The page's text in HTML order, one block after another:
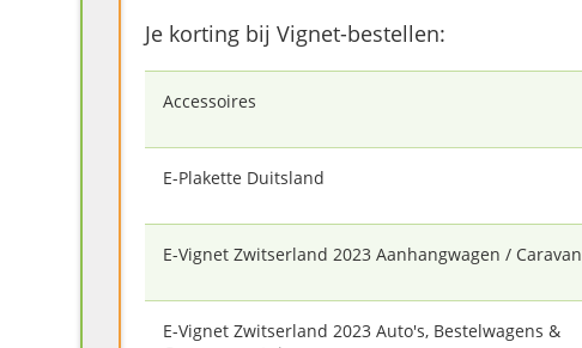
Je korting bij Vignet-bestellen:
Accessoires
E-Plakette Duitsland
E-Vignet Zwitserland 2023 Aanhangwagen / Caravan
E-Vignet Zwitserland 2023 Auto's, Bestelwagens &